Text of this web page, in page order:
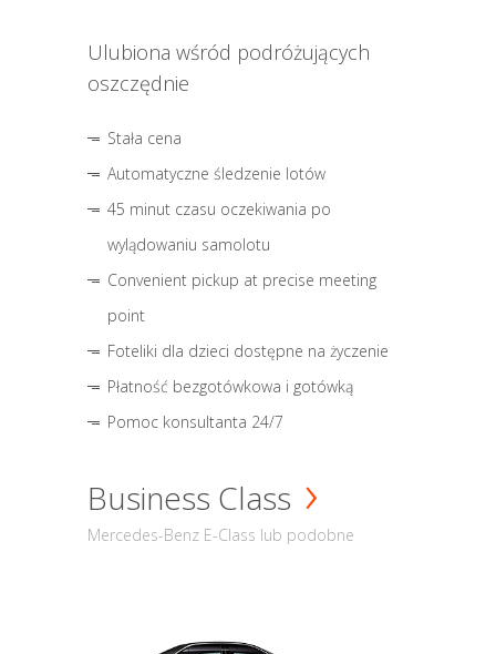
Ulubiona wśród podróżujących
oszczędnie
Stała cena
Automatyczne śledzenie lotów
45 minut czasu oczekiwania po
wylądowaniu samolotu
Convenient pickup at precise meeting
point
Foteliki dla dzieci dostępne na życzenie
Płatność bezgotówkowa i gotówką
Pomoc konsultanta 24/7
Business Class
Mercedes-Benz E-Class lub podobne